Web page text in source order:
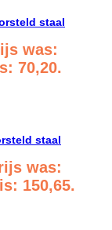
staal
was:
70,20.
staal
was:
150,65.